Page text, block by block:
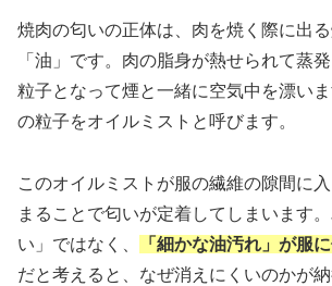
焼肉の匂いの正体は、肉を焼く際に出
「油」です。肉の脂身が熱せられて蒸
粒子となって煙と一緒に空気中を漂い
の粒子をオイルミストと呼びます。
このオイルミストが服の繊維の隙間に
まることで匂いが定着してしまいます
い」ではなく、
「細かな油汚れ」が服
だと考えると、なぜ消えにくいのかが